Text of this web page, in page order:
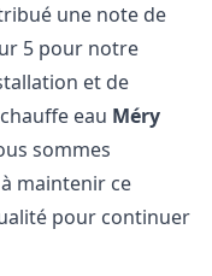
une note de
5 pour notre
et de
eau Méry
sommes
maintenir ce
pour continuer